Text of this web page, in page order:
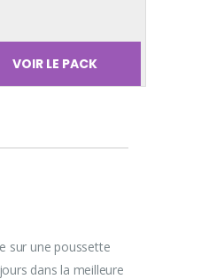
VOIR LE PACK
sur une poussette
dans la meilleure